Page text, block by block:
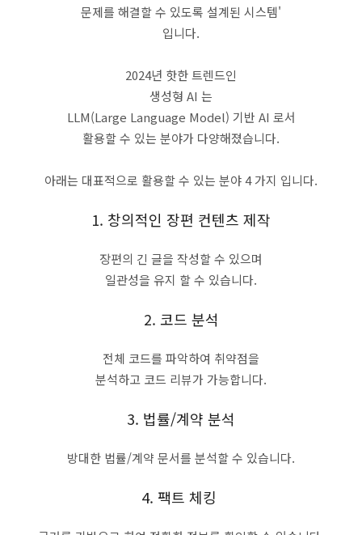
문제를 해결할 수 있도록 설계된 시스템'
입니다.
2024년 핫한 트렌드인
생성형 AI 는
LLM(Large Language Model) 기반 AI 로서
활용할 수 있는 분야가 다양해졌습니다.
아래는 대표적으로 활용할 수 있는 분야 4 가지 입니다.
1. 창의적인 장편 컨텐츠 제작
장편의 긴 글을 작성할 수 있으며
일관성을 유지 할 수 있습니다.
2. 코드 분석
전체 코드를 파악하여 취약점을
분석하고 코드 리뷰가 가능합니다.
3. 법률/계약 분석
방대한 법률/계약 문서를 분석할 수 있습니다.
4. 팩트 체킹